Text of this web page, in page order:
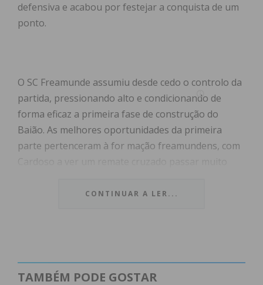
defensiva e acabou por festejar a conquista de um
ponto.
O SC Freamunde assumiu desde cedo o controlo da
partida, pressionando alto e condicionando de
forma eficaz a primeira fase de construção do
Baião. As melhores oportunidades da primeira
parte pertenceram à for mação freamundens, com
obrigar o guarda-redes da casa a uma defesa de
raramente conseguiu incomodar a baliza defendida
CONTINUAR A LER...
TAMBÉM PODE GOSTAR